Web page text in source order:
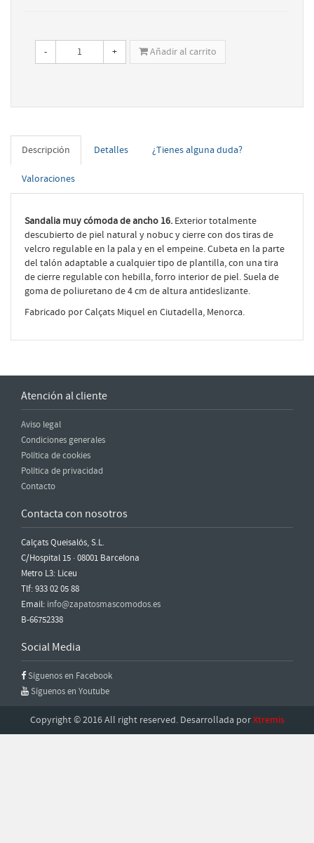
- + Añadir al carrito
Descripción Detalles ¿Tienes alguna duda?
Valoraciones
Sandalia muy cómoda de ancho 16. Exterior totalmente
descubierto de piel natural y nobuc y cierre con dos tiras de
velcro regulable en la pala y en el empeine. Cubeta en la parte
del talón adaptable a cualquier tipo de plantilla, con una tira
de cierre regulable con hebilla, forro interior de piel. Suela de
goma de poliuretano de 4 cm de altura antideslizante.
Fabricado por Calçats Miquel en Ciutadella, Menorca.
Atención al cliente
Aviso legal
Condiciones generales
Política de cookies
Política de privacidad
Contacto
Contacta con nosotros
Calçats Queisalós, S.L.
C/Hospital 15 · 08001 Barcelona
Metro L3: Liceu
Tlf: 933 02 05 88
Email: info@zapatosmascomodos.es
B-66752338
Social Media
Síguenos en Facebook
Síguenos en Youtube
Copyright © 2016 All right reserved. Desarrollada porXtremis